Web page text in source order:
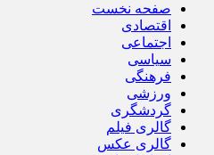
صفحه نخست
اقتصادی
اجتماعی
سیاسی
فرهنگی
ورزشی
گردشگری
گالری فیلم
گالری عکس